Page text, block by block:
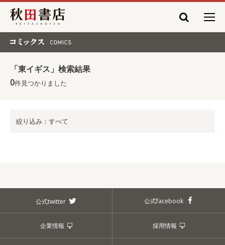
秋田書店
「東イギス」検索結果
0件見つかりました
絞り込み：すべて
公式twitter 公式facebook
企業情報 採用情報